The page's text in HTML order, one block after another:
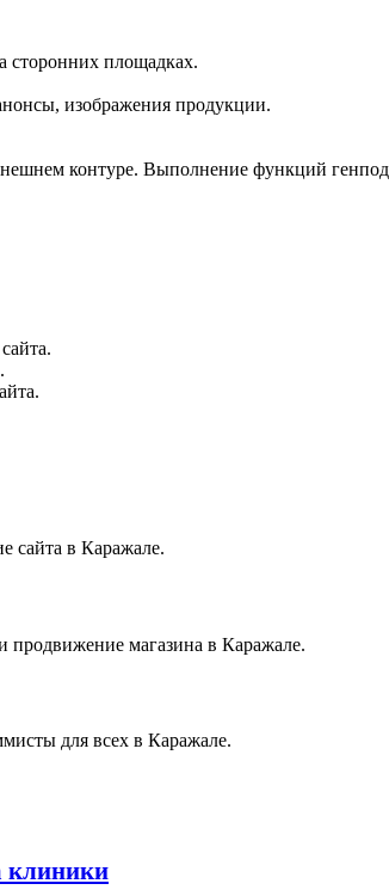
сторонних площадках.
изображения продукции.
контуре. Выполнение функций
сайта в Каражале.
продвижение магазина в Каражале.
для всех в Каражале.
клиники